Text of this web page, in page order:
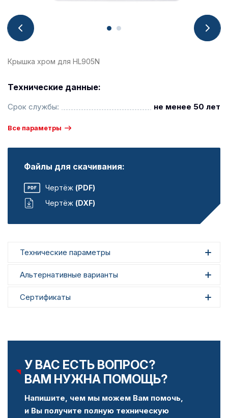
Крышка хром для HL905N
Технические данные:
Срок службы: не менее 50 лет
Все параметры
Файлы для скачивания:
Чертёж (PDF)
Чертёж (DXF)
Технические параметры
Альтернативные варианты
Сертификаты
У ВАС ЕСТЬ ВОПРОС?
ВАМ НУЖНА ПОМОЩЬ?
Напишите, чем мы можем Вам помочь,
и Вы получите полную техническую